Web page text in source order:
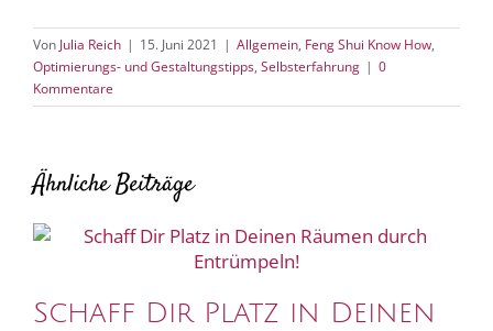
Von Julia Reich | 15. Juni 2021 | Allgemein, Feng Shui Know How,
Optimierungs- und Gestaltungstipps, Selbsterfahrung | 0
Kommentare
Ähnliche Beiträge
Schaff Dir Platz in Deinen